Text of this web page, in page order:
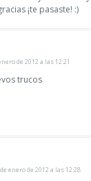
¡te pasaste! :)
de 2012 a las 12:21
trucos
enero de 2012 a las 12:28